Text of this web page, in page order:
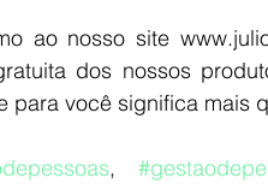
ao nosso site
dos nossos
para você significa
,